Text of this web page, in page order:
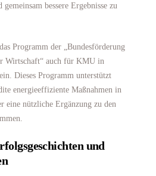
bessere Ergebnisse zu
Programm der „Bundesförderung
Wirtschaft“ auch für KMU in
Dieses Programm unterstützt
energieeffiziente Maßnahmen in
eine nützliche Ergänzung zu den
und